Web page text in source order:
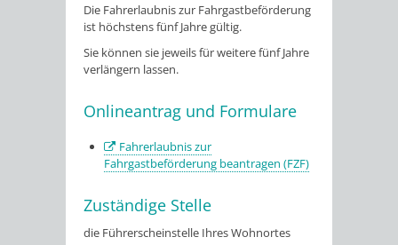
Die Fahrerlaubnis zur Fahrgastbeförderung
ist höchstens fünf Jahre gültig.
Sie können sie jeweils für weitere fünf Jahre
verlängern lassen.
Onlineantrag und Formulare
Fahrerlaubnis zur
Fahrgastbeförderung beantragen (FZF)
Zuständige Stelle
die Führerscheinstelle Ihres Wohnortes